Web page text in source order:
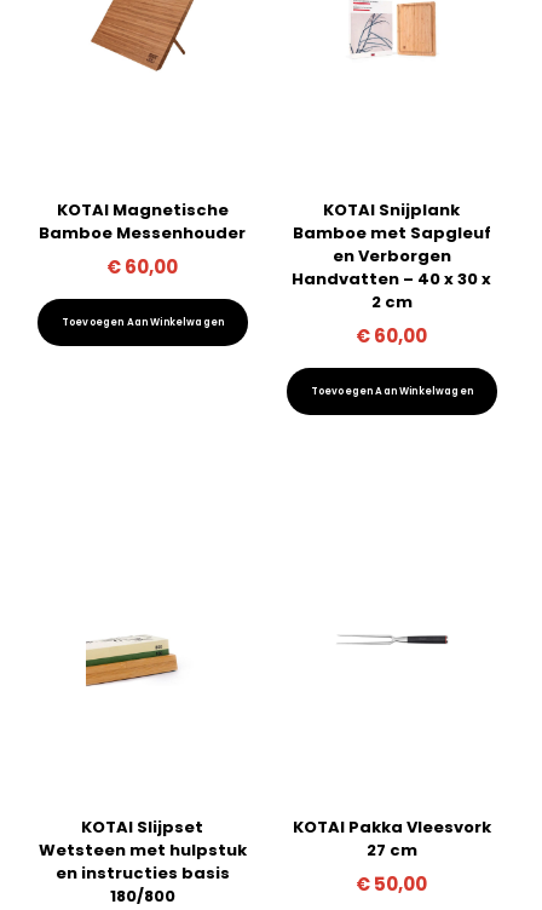
KOTAI Magnetische
Bamboe Messenhouder
€60,00
Toevoegen Aan Winkelwagen
KOTAI Snijplank
Bamboe met Sapgleuf
en Verborgen
Handvatten – 40 x 30 x
2 cm
€60,00
Toevoegen Aan Winkelwagen
KOTAI Slijpset
Wetsteen met hulpstuk
en instructies basis
180/800
KOTAI Pakka Vleesvork
27 cm
€50,00